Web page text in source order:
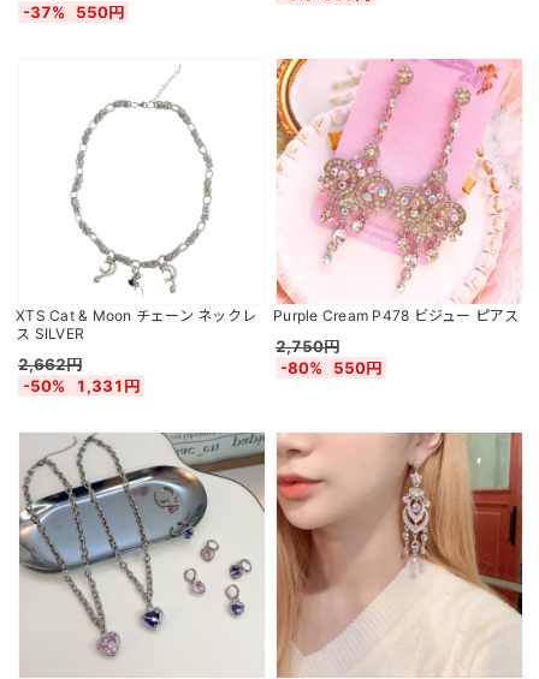
-37%
550円
XTS Cat & Moon チェーン ネックレ
ス SILVER
2,662円
-50%
1,331円
Purple Cream P478 ビジュー ピアス
2,750円
-80%
550円